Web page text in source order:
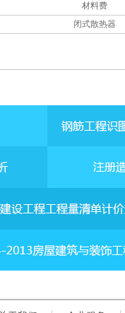
材料费
闭式散热器